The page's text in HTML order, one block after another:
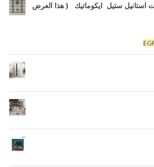
92 سم فلات استانيل ستيل ايكوماتيك ( هذا العرض
السعر
الحالي